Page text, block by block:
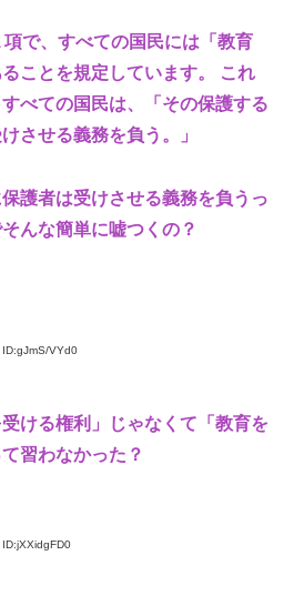
項で、すべての国民には「教育
ことを規定しています。 これ
べての国民は、「その保護する
させる義務を負う。」
護者は受けさせる義務を負うっ
んな簡単に嘘つくの？
ID:gJmS/VYd0
ける権利」じゃなくて「教育を
習わなかった？
ID:jXXidgFD0